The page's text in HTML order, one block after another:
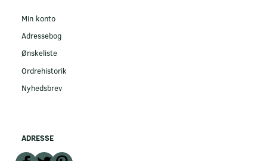
Min konto
Adressebog
Ønskeliste
Ordrehistorik
Nyhedsbrev
ADRESSE